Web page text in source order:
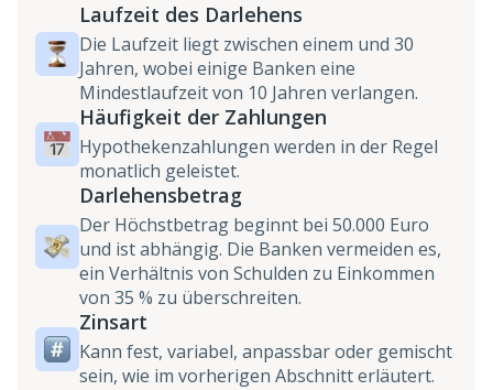
Laufzeit des Darlehens
Die Laufzeit liegt zwischen einem und 30
Jahren, wobei einige Banken eine
Mindestlaufzeit von 10 Jahren verlangen.
Häufigkeit der Zahlungen
Hypothekenzahlungen werden in der Regel
monatlich geleistet.
Darlehensbetrag
Der Höchstbetrag beginnt bei 50.000 Euro
und ist abhängig. Die Banken vermeiden es,
ein Verhältnis von Schulden zu Einkommen
von 35 % zu überschreiten.
Zinsart
Kann fest, variabel, anpassbar oder gemischt
sein, wie im vorherigen Abschnitt erläutert.